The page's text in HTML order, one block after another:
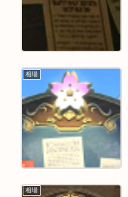
相場
相場